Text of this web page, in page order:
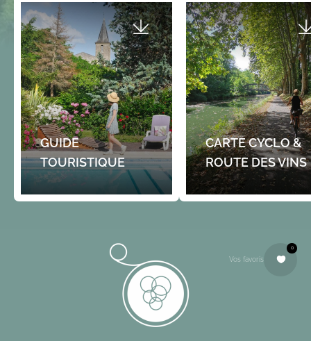
Le cœur de la commune de Sadirac s’anime
sous la halle André Lapaillerie (Place
Fouragnan) tous les vendredis…
Gratuit
GUIDE
TOURISTIQUE
CARTE CYCLO &
ROUTE DES VINS
Vos favoris
0